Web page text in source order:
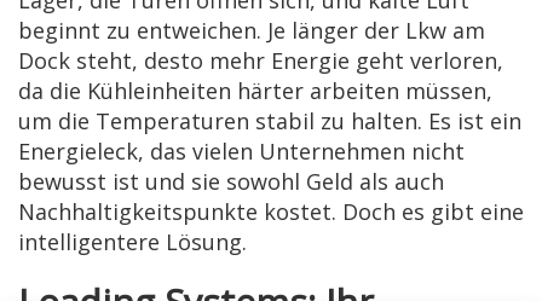
beginnt zu entweichen. Je länger der Lkw am
Dock steht, desto mehr Energie geht verloren,
da die Kühleinheiten härter arbeiten müssen,
um die Temperaturen stabil zu halten. Es ist ein
Energieleck, das vielen Unternehmen nicht
bewusst ist und sie sowohl Geld als auch
Nachhaltigkeitspunkte kostet. Doch es gibt eine
intelligentere Lösung.